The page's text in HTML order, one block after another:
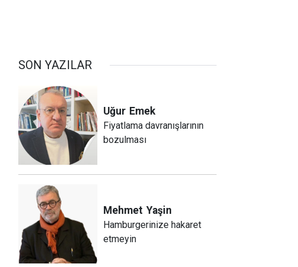
SON YAZILAR
Uğur Emek
Fiyatlama davranışlarının
bozulması
Mehmet Yaşin
Hamburgerinize hakaret
etmeyin